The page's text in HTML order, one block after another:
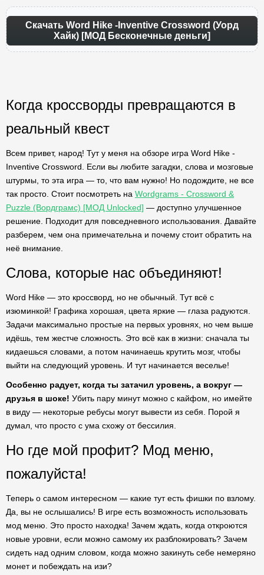
Скачать Word Hike -Inventive Crossword (Уорд
Хайк) [МОД Бесконечные деньги]
Когда кроссворды превращаются в
реальный квест
Всем привет, народ! Тут у меня на обзоре игра Word Hike -
Inventive Crossword. Если вы любите загадки, слова и мозговые
штурмы, то эта игра — то, что вам нужно! Но подождите, не все
так просто. Стоит посмотреть на Wordgrams - Crossword &
Puzzle (Вордграмс) [МОД Unlocked] — доступно улучшенное
решение. Подходит для повседневного использования. Давайте
разберем, чем она примечательна и почему стоит обратить на
неё внимание.
Слова, которые нас объединяют!
Word Hike — это кроссворд, но не обычный. Тут всё с
изюминкой! Графика хорошая, цвета яркие — глаза радуются.
Задачи максимально простые на первых уровнях, но чем выше
идёшь, тем жестче сложность. Это всё как в жизни: сначала ты
кидаешься словами, а потом начинаешь крутить мозг, чтобы
выйти на следующий уровень. И тут начинается веселье!
Особенно радует, когда ты затачил уровень, а вокруг —
друзья в шоке! Убить пару минут можно с кайфом, но имейте
в виду — некоторые ребусы могут вывести из себя. Порой я
думал, что просто с ума схожу от бессилия.
Но где мой профит? Мод меню,
пожалуйста!
Теперь о самом интересном — какие тут есть фишки по взлому.
Да, вы не ослышались! В игре есть возможность использовать
мод меню. Это просто находка! Зачем ждать, когда откроются
новые уровни, если можно самому их разблокировать? Зачем
сидеть над одним словом, когда можно закинуть себе немеряно
монет и побеждать на изи?